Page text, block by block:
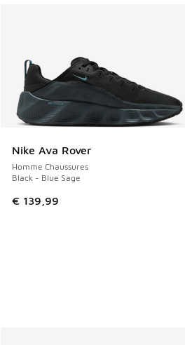
Nike Ava Rover
Homme Chaussures
Black - Blue Sage
€ 139,99